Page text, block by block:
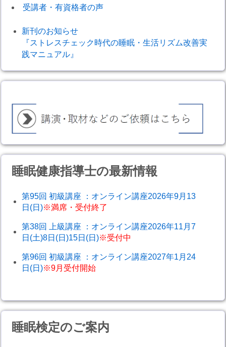
受講者・有資格者の声
新刊のお知らせ
『ストレスチェック時代の睡眠・生活リズム改善実
践マニュアル』
睡眠健康指導士の最新情報
第95回 初級講座 ：オンライン講座2026年9月13
日(日)※満席・受付終了
第38回 上級講座 ：オンライン講座2026年11月7
日(土)8日(日)15日(日)※受付中
第96回 初級講座 ：オンライン講座2027年1月24
日(日)※9月受付開始
睡眠検定のご案内